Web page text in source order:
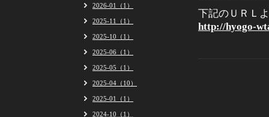
下記のＵＲＬ
http://hyogo-
2026-01（1）
2025-11（1）
2025-10（1）
2025-06（1）
2025-05（1）
2025-04（10）
2025-01（1）
2024-10（1）